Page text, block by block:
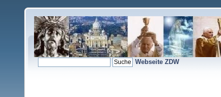
Webseite ZDW